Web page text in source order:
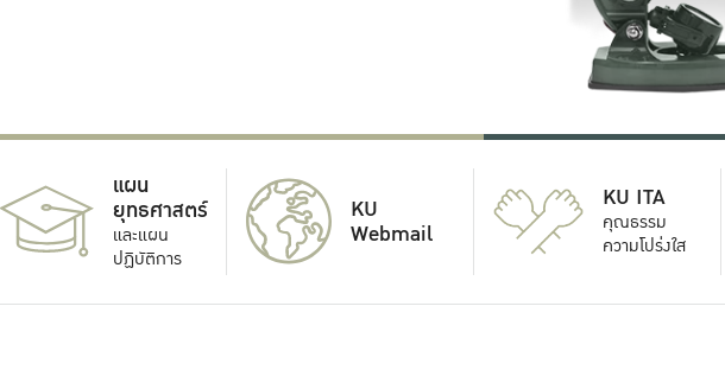
แผน
ยุทธศาสตร์
และแผน
ปฏิบัติการ
KU
Webmail
KU ITA
คุณธรรม
ความโปร่งใส